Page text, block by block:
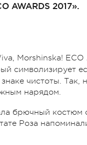
AWARDS 2017».
Morshinska! ECO
символизирует
чистоты.
нарядом.
брючный костюм
Роза